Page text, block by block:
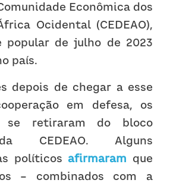
Econômica dos
Ocidental (CEDEAO),
popular de julho de 2023
país.
depois de chegar a esse
em defesa, os
se retiraram do bloco
CEDEAO. Alguns
políticos afirmaram que
– combinados com a